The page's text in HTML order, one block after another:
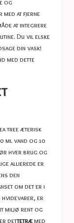
og
at fjerne
at integrere
Du vil elske
din vask!
med dette
tree æterisk
ml vand og 10
hver brug og
allierede er
den
om det er i
hvidevarer, er
miljø rent og
dettetræmed